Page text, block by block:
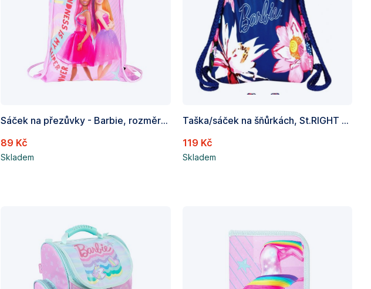
Sáček na přezůvky - Barbie, rozměry: 43 x 32 cm
89 Kč
Skladem
Taška/sáček na šňůrkách, St.RIGHT BARBIE BOTANICAL, rozměry 34 x 43 cm
119 Kč
Skladem